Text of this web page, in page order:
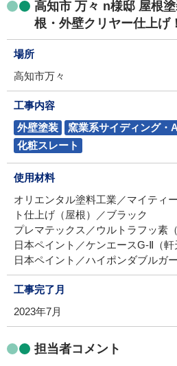
高知市 万々 n様邸 屋根
根・外壁クリヤー仕上げ
場所
高知市万々
工事内容
外壁塗装
窯業系サイディング・
化粧スレート
使用材料
オリエンタル塗料工業／マイティ
ト仕上げ（屋根）／ブラック
プレマテックス／ウルトラフッ素
日本ペイント／ケンエースG‐Ⅱ（
日本ペイント／ハイポンダブルガ
工事完了月
2023年7月
担当者コメント